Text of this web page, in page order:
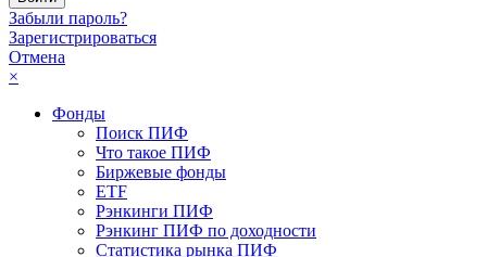
Забыли пароль?
Зарегистрироваться
Отмена
×
Фонды
Поиск ПИФ
Что такое ПИФ
Биржевые фонды
ETF
Рэнкинги ПИФ
Рэнкинг ПИФ по доходности
Статистика рынка ПИФ